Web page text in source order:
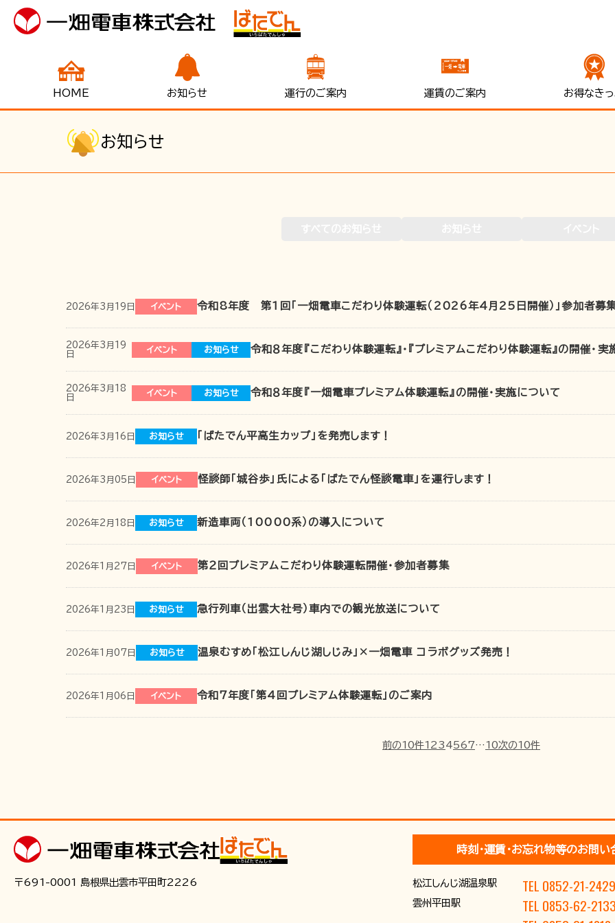
HOME お知らせ 運行のご案内 運賃のご案内 お得なき
お知らせ
2026年3月19日 イベント 令和8年度 第1回「一畑電車こだわり体験運転（2026年4月25日開催）」参加者募
2026年3月19
日
イベント お知らせ 令和８年度『こだわり体験運転』・『プレミアムこだわり体験運転』の開催・実
2026年3月18
日
イベント お知らせ 令和８年度『一畑電車プレミアム体験運転』の開催・実施について
2026年3月16日 お知らせ 「ばたでん平高生カップ」を発売します！
2026年3月05日 イベント 怪談師「城谷歩」氏による「ばたでん怪談電車」を運行します！
2026年2月18日 お知らせ 新造車両（10000系）の導入について
2026年1月27日 イベント 第２回プレミアムこだわり体験運転開催・参加者募集
2026年1月23日 お知らせ 急行列車（出雲大社号）車内での観光放送について
2026年1月07日 お知らせ 温泉むすめ「松江しんじ湖しじみ」×一畑電車 コラボグッズ発売！
2026年1月06日 イベント 令和7年度「第4回プレミアム体験運転」のご案内
前の10件1 2 3 4567… 10次の10件
〒691-0001 島根県出雲市平田町2226
時刻･運賃･お忘れ物等のお問い
松江しんじ湖温泉駅 TEL 0852-21-2429
雲州平田駅
TEL 0853-62-2133